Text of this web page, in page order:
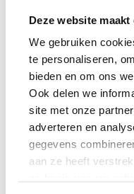
Deze website
We gebruiken
te personaliseren,
bieden en om ons
Ook delen we
site met onze
adverteren en
gegevens
aan ze heeft